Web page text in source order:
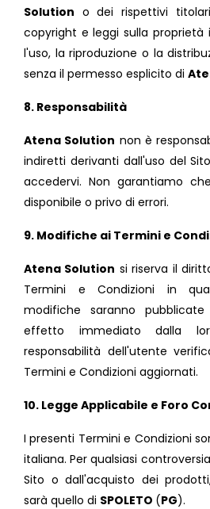
Solution o dei rispettivi
copyright e leggi sulla proprietà
l'uso, la riproduzione o la
senza il permesso esplicito di
8. Responsabilità
Atena Solution non è
indiretti derivanti dall'uso del
accedervi. Non garantiamo
disponibile o privo di errori.
9. Modifiche ai Termini e
Atena Solution si riserva il
Termini e Condizioni in
modifiche saranno
effetto immediato dalla
responsabilità dell'utente
Termini e Condizioni aggiornati.
10. Legge Applicabile e Foro
I presenti Termini e Condizioni
italiana. Per qualsiasi
Sito o dall'acquisto dei
sarà quello di SPOLETO (PG).